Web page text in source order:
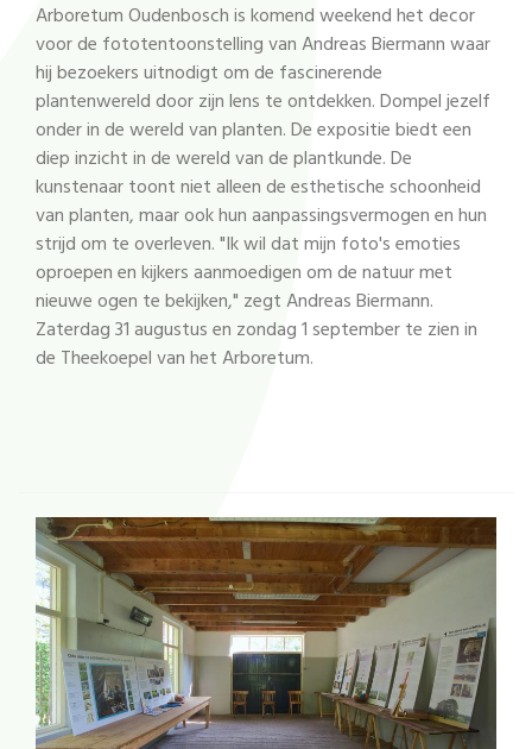
Arboretum Oudenbosch is komend weekend het decor
voor de fototentoonstelling van Andreas Biermann waar
hij bezoekers uitnodigt om de fascinerende
plantenwereld door zijn lens te ontdekken. Dompel jezelf
onder in de wereld van planten. De expositie biedt een
diep inzicht in de wereld van de plantkunde. De
kunstenaar toont niet alleen de esthetische schoonheid
van planten, maar ook hun aanpassingsvermogen en hun
strijd om te overleven. "Ik wil dat mijn foto's emoties
oproepen en kijkers aanmoedigen om de natuur met
nieuwe ogen te bekijken," zegt Andreas Biermann.
Zaterdag 31 augustus en zondag 1 september te zien in
de Theekoepel van het Arboretum.